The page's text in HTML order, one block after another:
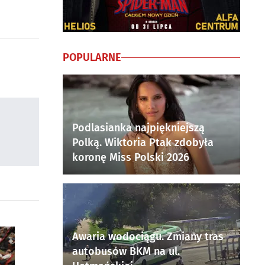
POPULARNE
Podlasianka najpiękniejszą
Polką. Wiktoria Ptak zdobyła
koronę Miss Polski 2026
Awaria wodociągu. Zmiany tras
autobusów BKM na ul.